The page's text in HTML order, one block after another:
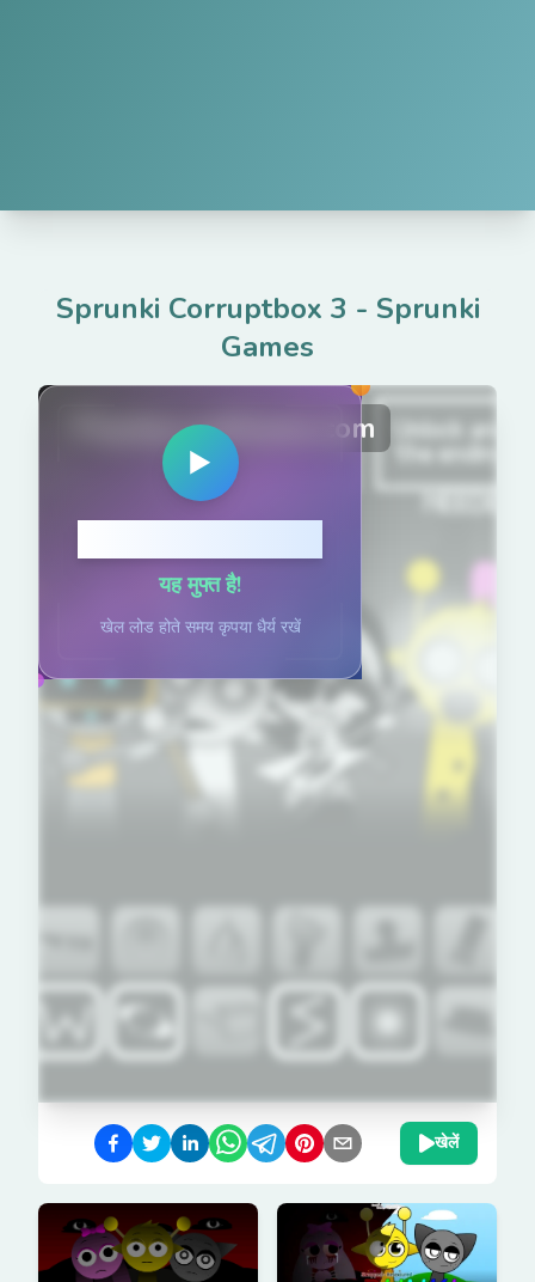
Sprunki Corruptbox 3 - Sprunki
Games
PlaySprunkiGame.com
▶
यह मुफ्त है!
खेल लोड होते समय कृपया धैर्य रखें
खेलें